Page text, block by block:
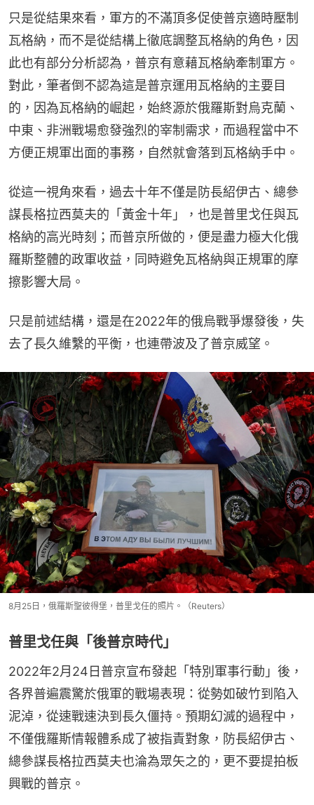
只是從結果來看，軍方的不滿頂多促使普京適時壓制
瓦格納，而不是從結構上徹底調整瓦格納的角色，因
此也有部分分析認為，普京有意藉瓦格納牽制軍方。
對此，筆者倒不認為這是普京運用瓦格納的主要目
的，因為瓦格納的崛起，始終源於俄羅斯對烏克蘭、
中東、非洲戰場愈發強烈的宰制需求，而過程當中不
方便正規軍出面的事務，自然就會落到瓦格納手中。
從這一視角來看，過去十年不僅是防長紹伊古、總參
謀長格拉西莫夫的「黃金十年」，也是普里戈任與瓦
格納的高光時刻；而普京所做的，便是盡力極大化俄
羅斯整體的政軍收益，同時避免瓦格納與正規軍的摩
擦影響大局。
只是前述結構，還是在2022年的俄烏戰爭爆發後，失
去了長久維繫的平衡，也連帶波及了普京威望。
8月25日，俄羅斯聖彼得堡，普里戈任的照片。（Reuters）
普里戈任與「後普京時代」
2022年2月24日普京宣布發起「特別軍事行動」後，
各界普遍震驚於俄軍的戰場表現：從勢如破竹到陷入
泥淖，從速戰速決到長久僵持。預期幻滅的過程中，
不僅俄羅斯情報體系成了被指責對象，防長紹伊古、
總參謀長格拉西莫夫也淪為眾矢之的，更不要提拍板
興戰的普京。